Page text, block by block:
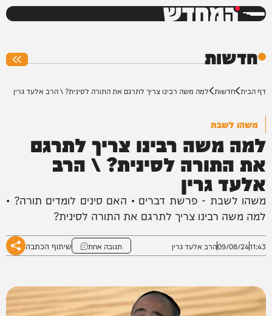
המחדש
חדשות
דף הבית חדשות למה משה רבינו צריך לתרגם את התורה לסינית? \ הרב אלעד גרין
משהו לשבת
למה משה רבינו צריך לתרגם
את התורה לסינית? \ הרב
אלעד גרין
משהו לשבת - פרשת דברים • האם סינים לומדים תורה? •
למה משה רבינו צריך לתרגם את התורה לסינית?
11:43
09/08/24הרב אלעד גרין תגובה אחת שיתוף הכתבה